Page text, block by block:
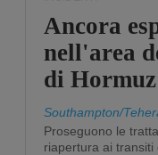
Ancora
nell'area
di Hormuz
Southampton/
Proseguono le
riapertura ai